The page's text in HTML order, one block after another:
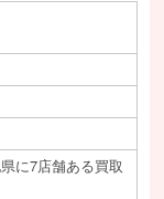
に7店舗ある買取